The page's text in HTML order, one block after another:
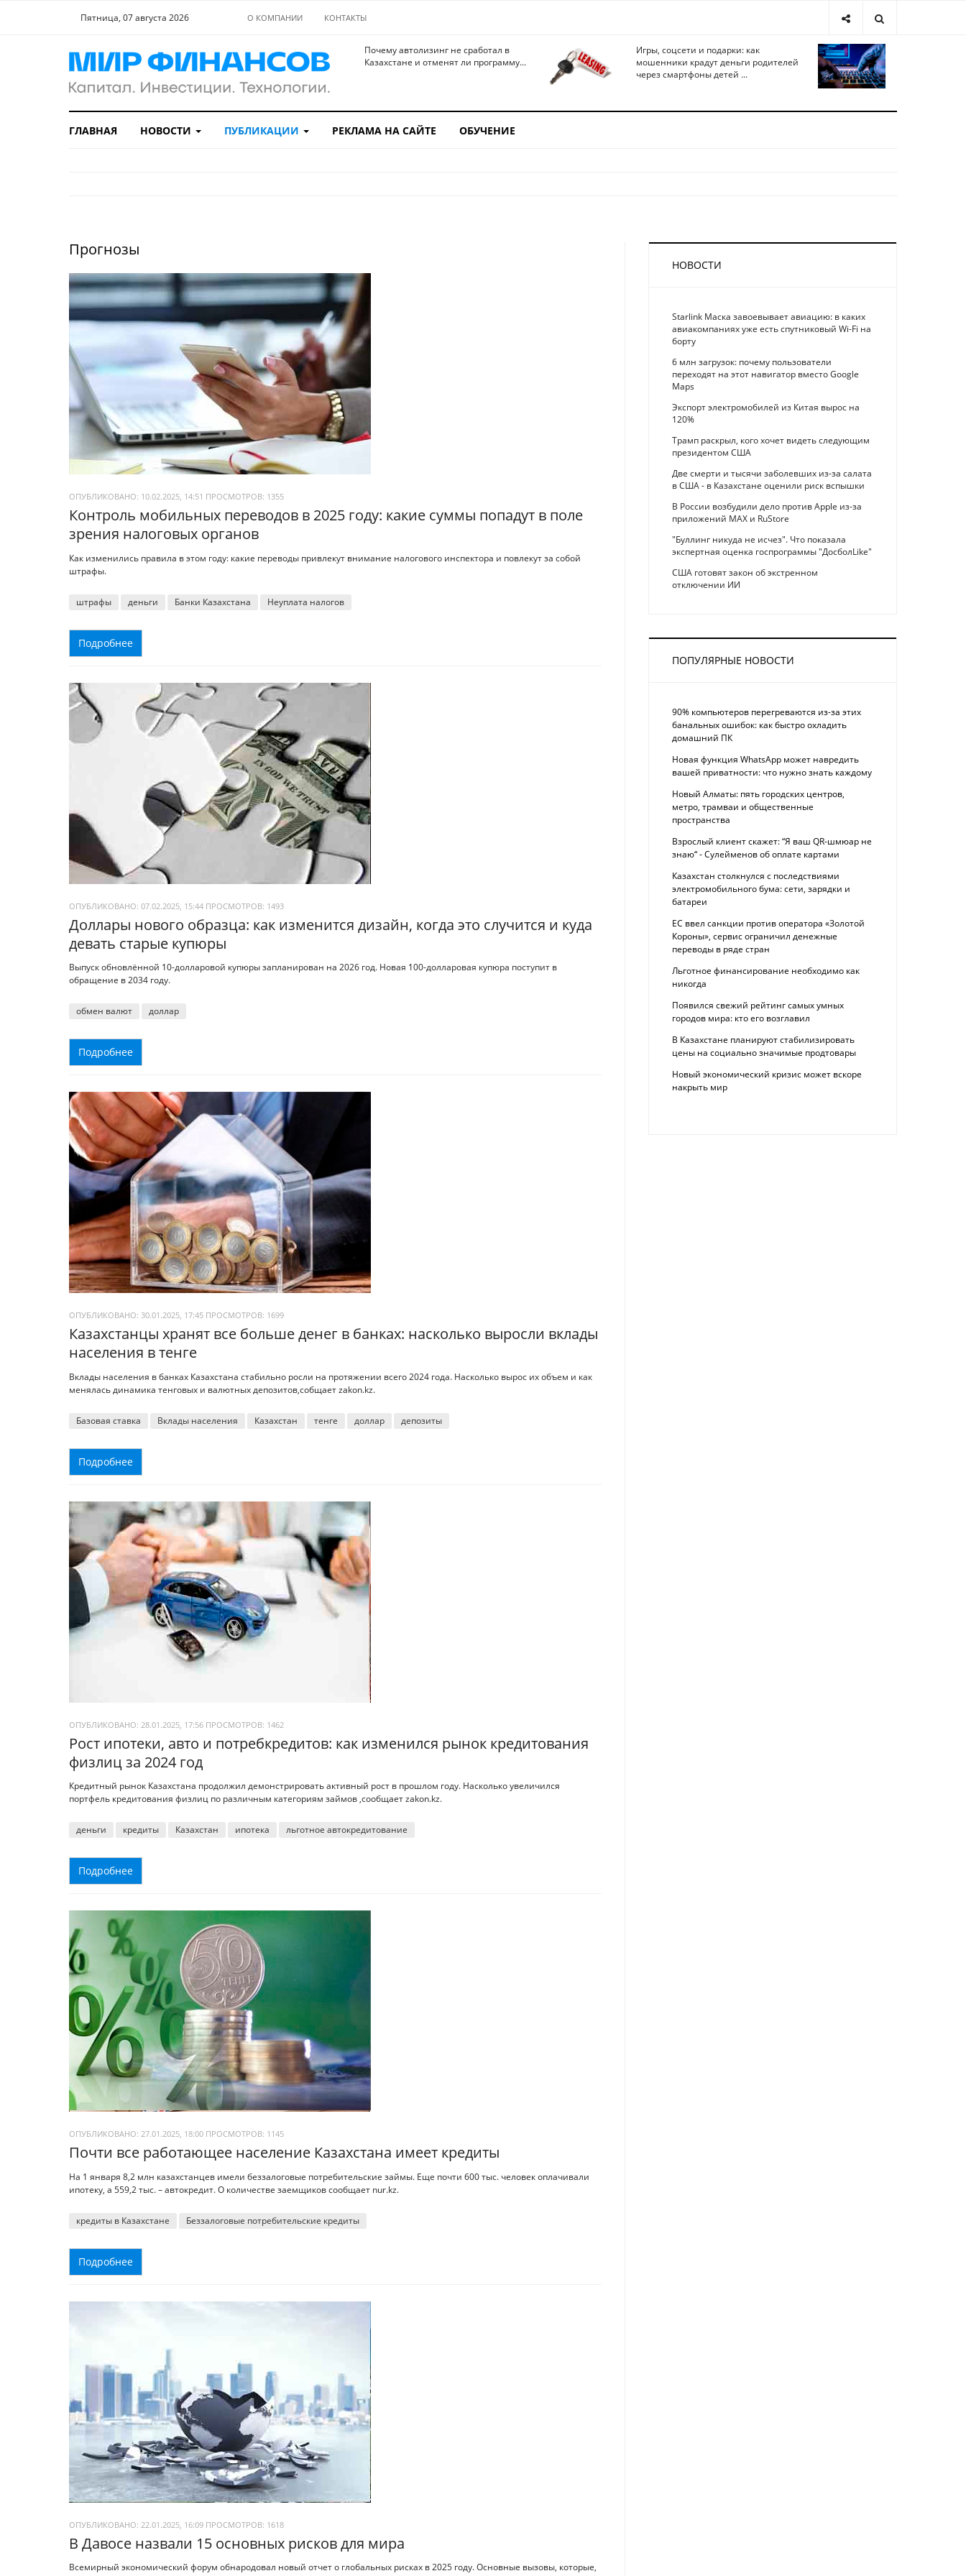
Пятница, 07 августа 2026 О КОМПАНИИ КОНТАКТЫ
Почему автолизинг не сработал в
Казахстане и отменят ли программу...
Игры, соцсети и подарки: как
мошенники крадут деньги родителей
через смартфоны детей ...
ГЛАВНАЯ НОВОСТИ ПУБЛИКАЦИИ РЕКЛАМА НА САЙТЕ ОБУЧЕНИЕ
Прогнозы
ОПУБЛИКОВАНО: 10.02.2025, 14:51 ПРОСМОТРОВ: 1355
Контроль мобильных переводов в 2025 году: какие суммы попадут в поле
зрения налоговых органов
Как изменились правила в этом году: какие переводы привлекут внимание налогового инспектора и повлекут за собой
штрафы.
штрафы деньги Банки Казахстана Неуплата налогов
Подробнее
ОПУБЛИКОВАНО: 07.02.2025, 15:44 ПРОСМОТРОВ: 1493
Доллары нового образца: как изменится дизайн, когда это случится и куда
девать старые купюры
Выпуск обновлённой 10-долларовой купюры запланирован на 2026 год. Новая 100-долларовая купюра поступит в
обращение в 2034 году.
обмен валют доллар
Подробнее
ОПУБЛИКОВАНО: 30.01.2025, 17:45 ПРОСМОТРОВ: 1699
Казахстанцы хранят все больше денег в банках: насколько выросли вклады
населения в тенге
Вклады населения в банках Казахстана стабильно росли на протяжении всего 2024 года. Насколько вырос их объем и как
менялась динамика тенговых и валютных депозитов,собщает zakon.kz.
Базовая ставка Вклады населения Казахстан тенге доллар депозиты
Подробнее
ОПУБЛИКОВАНО: 28.01.2025, 17:56 ПРОСМОТРОВ: 1462
Рост ипотеки, авто и потребкредитов: как изменился рынок кредитования
физлиц за 2024 год
Кредитный рынок Казахстана продолжил демонстрировать активный рост в прошлом году. Насколько увеличилcя
портфель кредитования физлиц по различным категориям займов ,сообщает zakon.kz.
деньги кредиты Казахстан ипотека льготное автокредитование
Подробнее
ОПУБЛИКОВАНО: 27.01.2025, 18:00 ПРОСМОТРОВ: 1145
Почти все работающее население Казахстана имеет кредиты
На 1 января 8,2 млн казахстанцев имели беззалоговые потребительские займы. Еще почти 600 тыс. человек оплачивали
ипотеку, а 559,2 тыс. – автокредит. О количестве заемщиков сообщает nur.kz.
кредиты в Казахстане Беззалоговые потребительские кредиты
Подробнее
ОПУБЛИКОВАНО: 22.01.2025, 16:09 ПРОСМОТРОВ: 1618
В Давосе назвали 15 основных рисков для мира
Всемирный экономический форум обнародовал новый отчет о глобальных рисках в 2025 году. Основные вызовы, которые,
НОВОСТИ
Starlink Маска завоевывает авиацию: в каких
авиакомпаниях уже есть спутниковый Wi-Fi на
борту
6 млн загрузок: почему пользователи
переходят на этот навигатор вместо Google
Maps
Экспорт электромобилей из Китая вырос на
120%
Трамп раскрыл, кого хочет видеть следующим
президентом США
Две смерти и тысячи заболевших из-за салата
в США - в Казахстане оценили риск вспышки
В России возбудили дело против Apple из-за
приложений MAX и RuStore
"Буллинг никуда не исчез". Что показала
экспертная оценка госпрограммы "ДосболLike"
США готовят закон об экстренном
отключении ИИ
ПОПУЛЯРНЫЕ НОВОСТИ
90% компьютеров перегреваются из-за этих
банальных ошибок: как быстро охладить
домашний ПК
Новая функция WhatsApp может навредить
вашей приватности: что нужно знать каждому
Новый Алматы: пять городских центров,
метро, трамваи и общественные
пространства
Взрослый клиент скажет: “Я ваш QR-шмюар не
знаю“ - Сулейменов об оплате картами
Казахстан столкнулся с последствиями
электромобильного бума: сети, зарядки и
батареи
ЕС ввел санкции против оператора «Золотой
Короны», сервис ограничил денежные
переводы в ряде стран
Льготное финансирование необходимо как
никогда
Появился свежий рейтинг самых умных
городов мира: кто его возглавил
В Казахстане планируют стабилизировать
цены на социально значимые продтовары
Новый экономический кризис может вскоре
накрыть мир